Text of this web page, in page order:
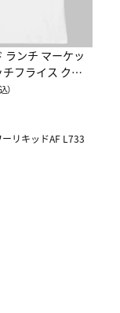
ランチ マーケッ
フライス クル
半袖Ｔシャツ
）
リキッドAF L733